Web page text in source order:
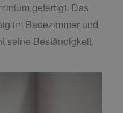
gefertigt. Das
im Badezimmer und
seine Beständigkeit.